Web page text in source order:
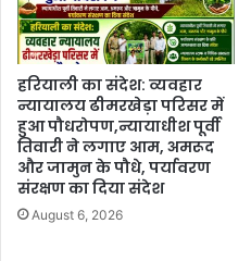
हरियाली का संदेश: व्यवहार
न्यायालय ढीमरखेड़ा परिसर में
हुआ पौधरोपण,न्यायाधीश पूर्वी
तिवारी ने लगाए आम, अमरूद
और जामुन के पौधे, पर्यावरण
संरक्षण का दिया संदेश
August 6, 2026